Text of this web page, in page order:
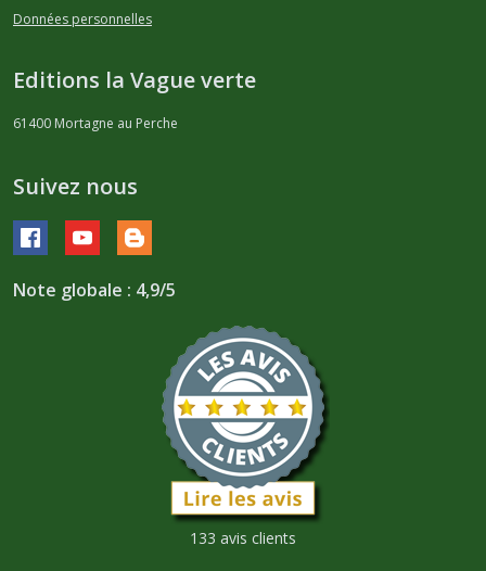
Données personnelles
Editions la Vague verte
61400 Mortagne au Perche
Suivez nous
Note globale : 4,9/5
133 avis clients